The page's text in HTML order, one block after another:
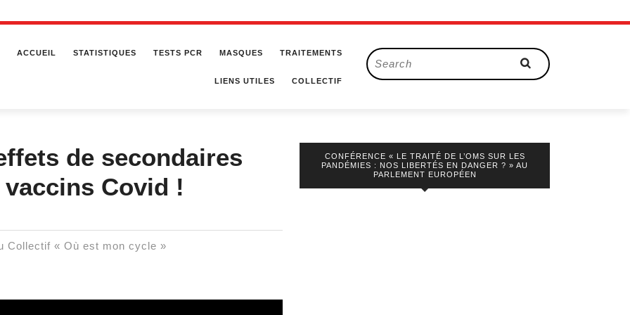
ACCUEIL STATISTIQUES TESTS PCR MASQUES TRAITEMENTS
LIENS UTILES COLLECTIF
Search
for:
de secondaires
Covid !
Collectif « Où est mon cycle »
CONFÉRENCE « LE TRAITÉ DE L’OMS SUR LES
PANDÉMIES : NOS LIBERTÉS EN DANGER ? » AU
PARLEMENT EUROPÉEN